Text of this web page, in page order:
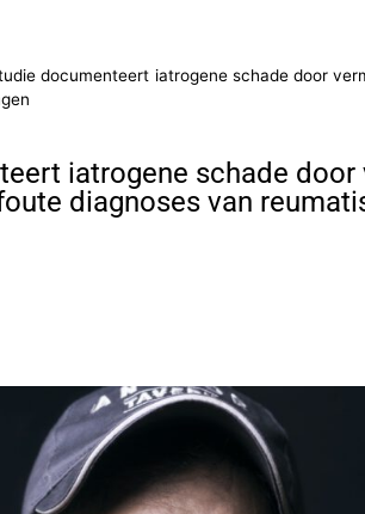
documenteert iatrogene schade door
iatrogene schade door
diagnoses van